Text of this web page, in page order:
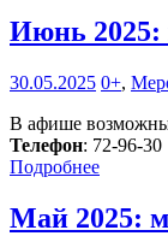
Июнь 2025:
30.05.2025 0+,
В афише
Телефон: 72-96-30
Подробнее
Май 2025: